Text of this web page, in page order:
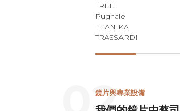
TREE
Pugnale
TITANIKA
TRASSARDI
鏡片與專業設備